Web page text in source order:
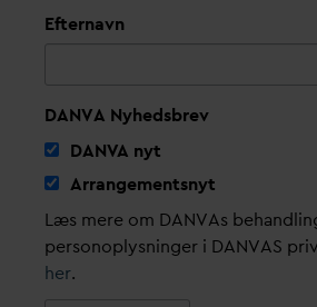
Efternavn
DANVA Nyhedsbrev
DANVA nyt
Arrangementsnyt
Læs mere om DANVAs
personoplysninger i DANVAS
her.